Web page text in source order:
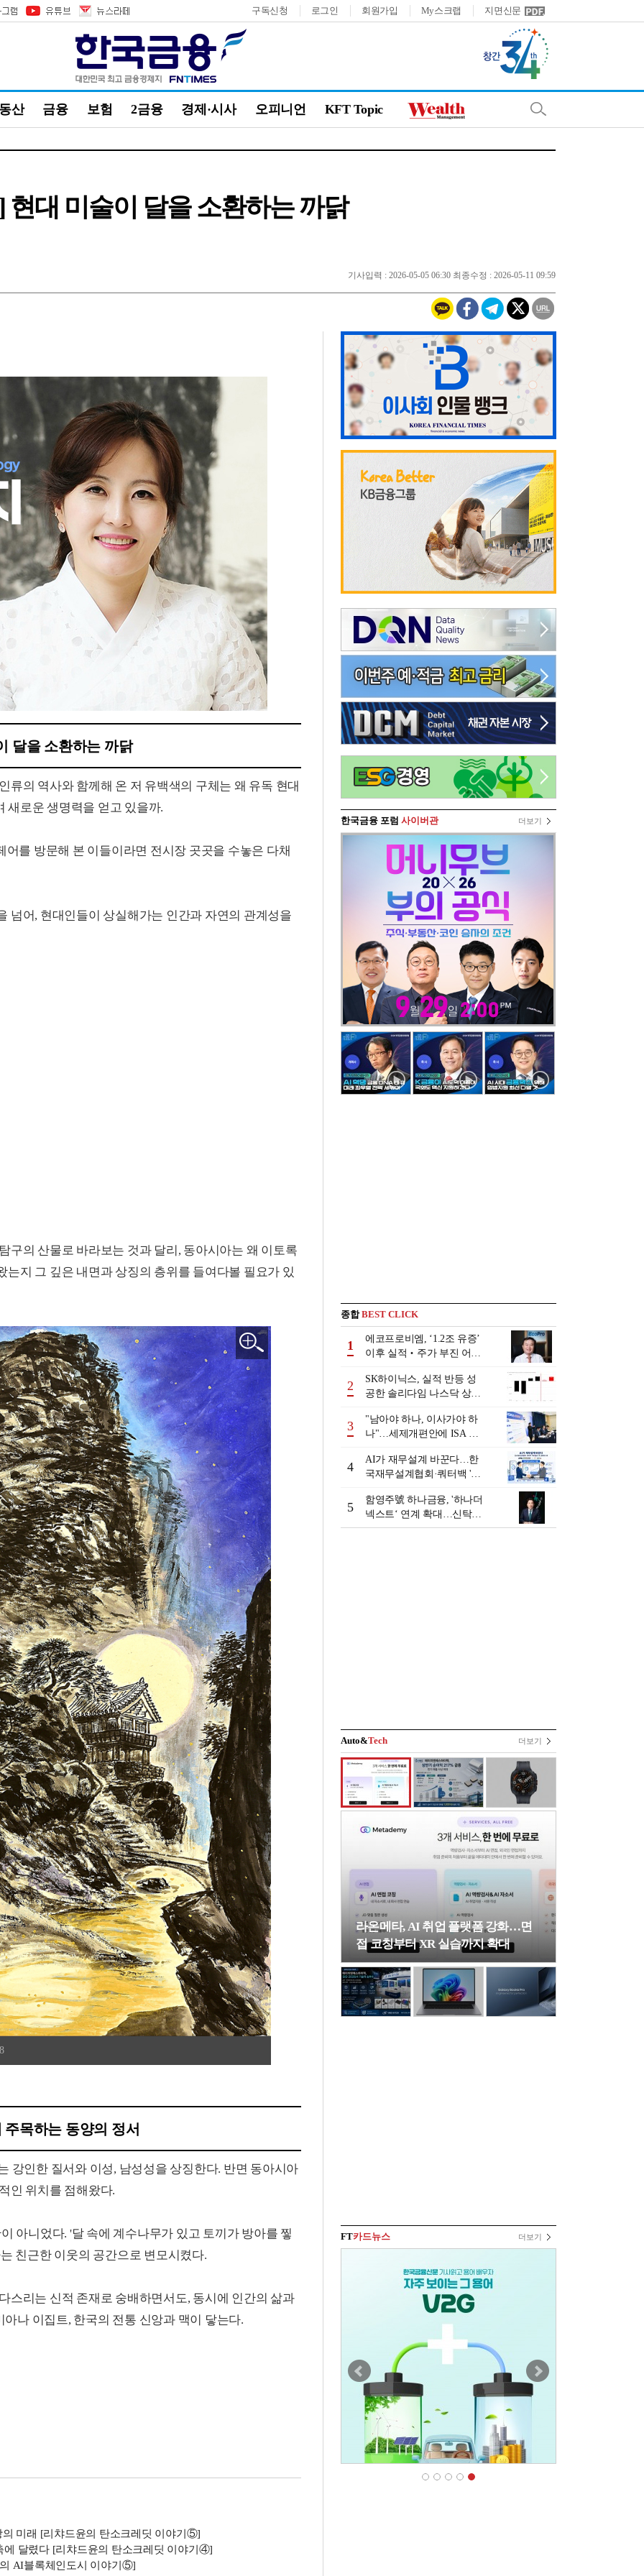
구독신청 로그인 회원가입 My스크랩 지면신문
산 금융 보험 2금융 경제·시사 오피니언 KFT Topic
대 미술이 달을 소환하는 까닭
기사입력 : 2026-05-05 06:30 최종수정 : 2026-05-11 09:59
달을 소환하는 까닭
류의 역사와 함께해 온 저 유백색의 구체는 왜 유독 현대
새로운 생명력을 얻고 있을까.
를 방문해 본 이들이라면 전시장 곳곳을 수놓은 다채
넘어, 현대인들이 상실해가는 인간과 자연의 관계성을
구의 산물로 바라보는 것과 달리, 동아시아는 왜 이토록
지 그 깊은 내면과 상징의 층위를 들여다볼 필요가 있
주목하는 동양의 정서
강인한 질서와 이성, 남성성을 상징한다. 반면 동아시아
인 위치를 점해왔다.
아니었다. '달 속에 계수나무가 있고 토끼가 방아를 찧
친근한 이웃의 공간으로 변모시켰다.
스리는 신적 존재로 숭배하면서도, 동시에 인간의 삶과
나 이집트, 한국의 전통 신앙과 맥이 닿는다.
미래 [리챠드윤의 탄소크레딧 이야기⑤]
에 달렸다 [리챠드윤의 탄소크레딧 이야기④]
AI블록체인도시 이야기⑤]
한국금융 포럼 사이버관 더보기
종합BEST CLICK
1
에코프로비엠, ‘1.2조 유증’
이후 실적‧주가 부진 어쩌
2
SK하이닉스, 실적 반등 성
공한 솔리다임 나스닥 상장
3
"남아야 하나, 이사가야 하
나"…세제개편안에 ISA 투
4
AI가 재무설계 바꾼다…한
국재무설계협회·쿼터백 '베
5
함영주號 하나금융, '하나더
넥스트‘ 연계 확대…신탁수
수료 2배 증가 효과 [금융 시
Auto&Tech 더보기
라온메타, AI 취업 플랫폼 강화…면
접 코칭부터 XR 실습까지 확대
FT카드뉴스 더보기